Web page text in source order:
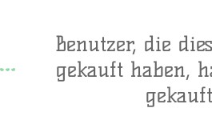
Benutzer, die
gekauft haben,
gekauft